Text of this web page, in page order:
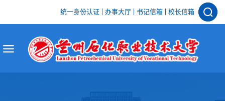
统一身份认证 办事大厅 书记信箱 校长信箱